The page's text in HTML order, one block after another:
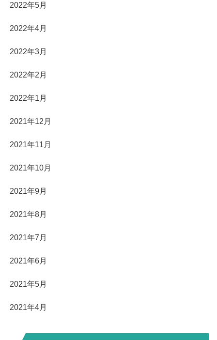
2022年5月
2022年4月
2022年3月
2022年2月
2022年1月
2021年12月
2021年11月
2021年10月
2021年9月
2021年8月
2021年7月
2021年6月
2021年5月
2021年4月